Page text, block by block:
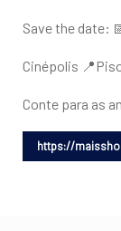
Save the date:
Cinépolis
Conte para as